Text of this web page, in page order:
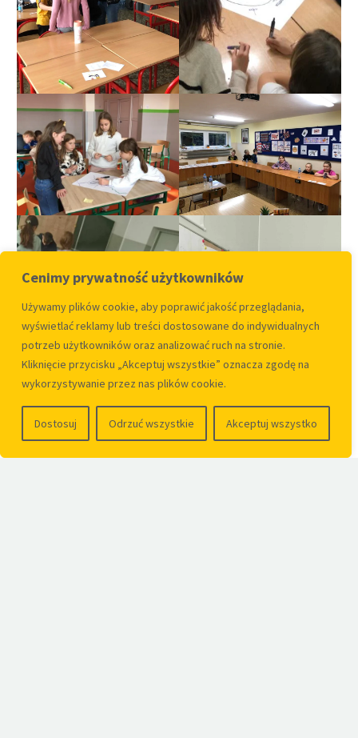
Cenimy prywatność użytkowników
Używamy plików cookie, aby poprawić jakość przeglądania,
wyświetlać reklamy lub treści dostosowane do indywidualnych
potrzeb użytkowników oraz analizować ruch na stronie.
Kliknięcie przycisku „Akceptuj wszystkie” oznacza zgodę na
wykorzystywanie przez nas plików cookie.
Dostosuj Odrzuć wszystkie Akceptuj wszystko